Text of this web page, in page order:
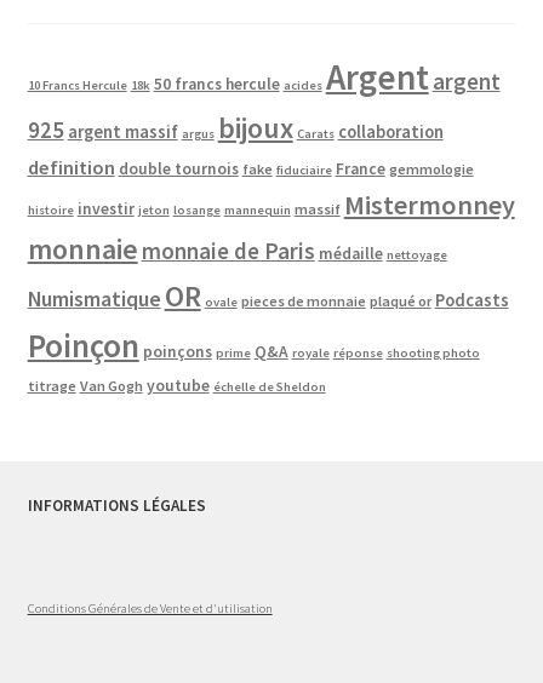
10 Francs Hercule 18k 50 francs hercule acides Argentargent
925 argent massif argus bijoux Carats collaboration
definition double tournois fake fiduciaire France gemmologie
histoire investir jeton losange mannequin massif Mistermonney
monnaie monnaie de Paris médaille nettoyage
Numismatique OR ovale pieces de monnaie plaqué or Podcasts
Poinçon poinçons prime Q&A royale réponse shooting photo
titrage Van Gogh youtube échelle de Sheldon
INFORMATIONS LÉGALES
Conditions Générales de Vente et d'utilisation